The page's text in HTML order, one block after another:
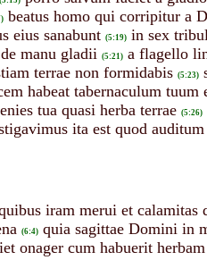
beatus homo qui corripitur a
eius sanabunt (5:19) in sex
manu gladii (5:21) a flagello
terrae non formidabis (5:23)
habeat tabernaculum
tua quasi herba terrae (5:26)
ita est quod
iram merui et calamitas
(6:4) quia sagittae Domini in
onager cum habuerit